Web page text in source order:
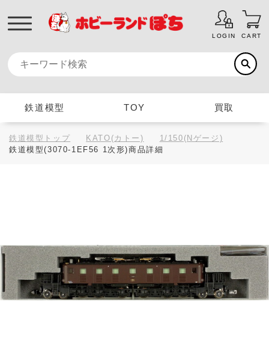
LOGIN CART
鉄道模型 TOY 買取
鉄道模型トップ KATO(カトー)
1/150(Nゲージ)
鉄道模型(3070-1EF56 1次形)商品詳細